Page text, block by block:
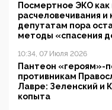
Посмертное ЭКО как
расчеловечивания и
депутатам пора
методы «спасения
10:34, 07 Июля 2026
Пантеон «героям»-
противникам
Лавре: Зеленский и
копыта